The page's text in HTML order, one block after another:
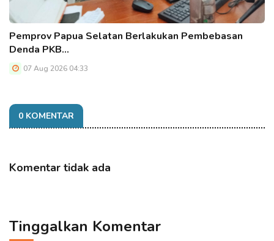
Pemprov Papua Selatan Berlakukan Pembebasan
Denda PKB…
07 Aug 2026 04:33
0 KOMENTAR
Komentar tidak ada
Tinggalkan Komentar